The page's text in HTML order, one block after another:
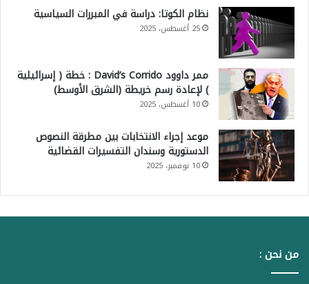
نظام الكوتا: دراسة في المبررات السياسية
25 أغسطس، 2025
ممر داوود David’s Corrido : خطة ( إسرائيلية
) لإعادة رسم خريطة (الشرق الأوسط)
10 أغسطس، 2025
موعد إجراء الانتخابات بين مطرقة النصوص
الدستورية وسندان التفسيرات القضائية
10 نوفمبر، 2025
من نحن :